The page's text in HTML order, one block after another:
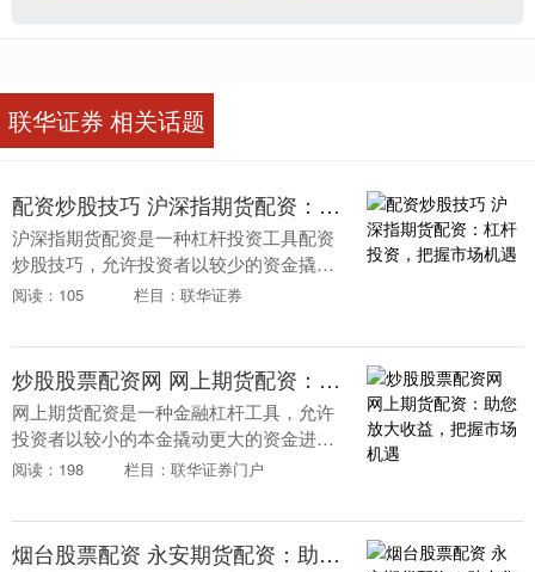
联华证券 相关话题
配资炒股技巧 沪深指期货配资：杠杆投资，把握市场机遇
沪深指期货配资是一种杠杆投资工具配资
炒股技巧，允许投资者以较少的资金撬动
更大的市场头寸。通过配资，投资者可以
配资炒股需要支....
阅读：105 栏目：联华证券
炒股股票配资网 网上期货配资：助您放大收益，把握市场机遇
网上期货配资是一种金融杠杆工具，允许
投资者以较小的本金撬动更大的资金进行
期货交易。通过配资炒股股票配资网，投
投资效率。 1.....
阅读：198 栏目：联华证券门户
烟台股票配资 永安期货配资：助力您的期货投资之旅